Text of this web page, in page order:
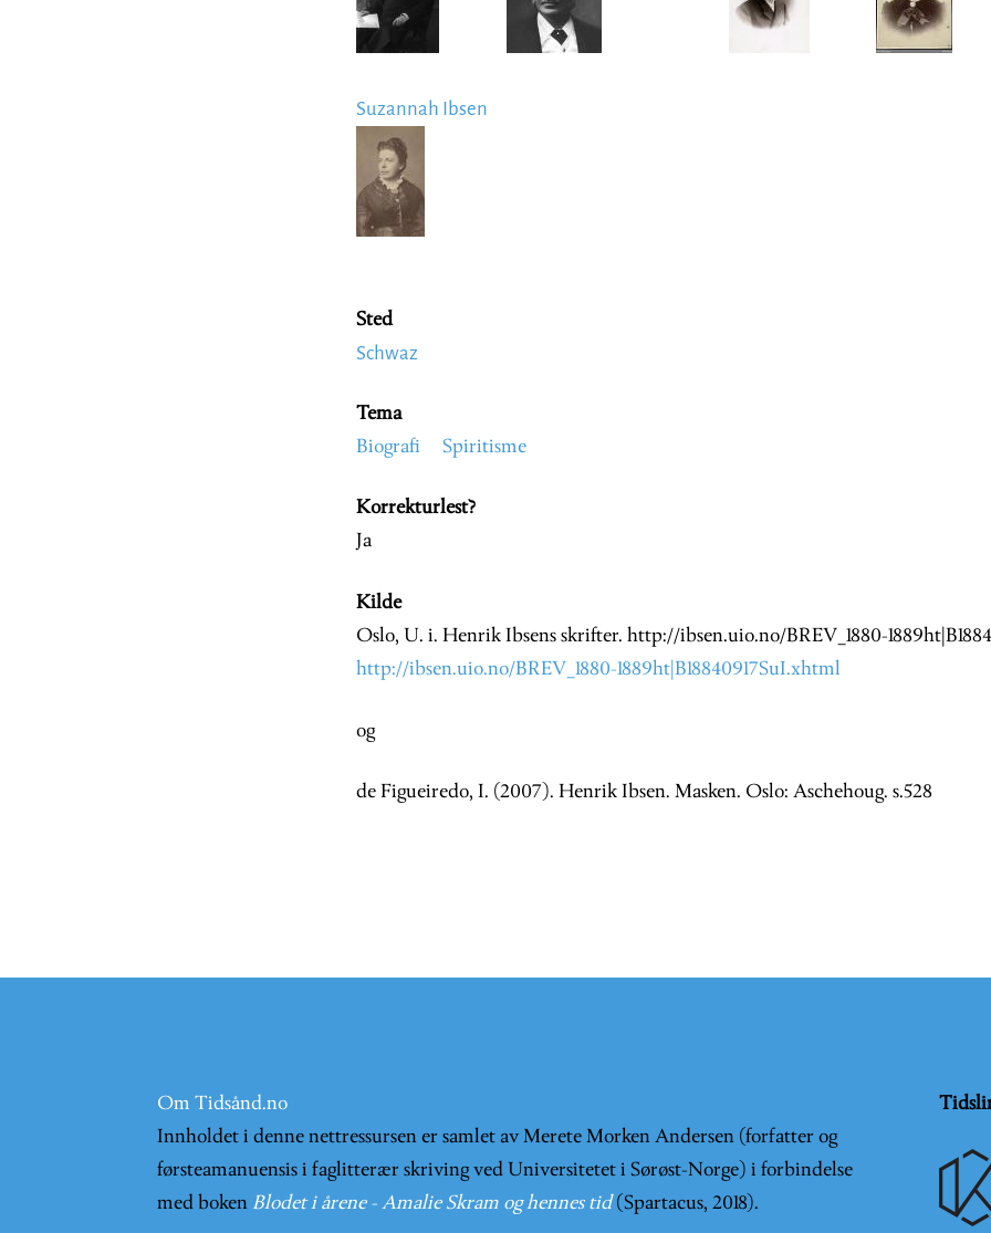
Suzannah Ibsen
Image
Sted
Schwaz
Tema
Biografi
Spiritisme
Korrekturlest?
Ja
Kilde
Oslo, U. i. Henrik Ibsens skrifter. http://ibsen.uio.no/BREV_1880-
http://ibsen.uio.no/BREV_1880-1889ht|B18840917SuI.xhtml
og
de Figueiredo, I. (2007). Henrik Ibsen. Masken. Oslo: Aschehoug. s.528
Om Tidsånd.no
Innholdet i denne nettressursen er samlet av Merete Morken Andersen (forfatter og
førsteamanuensis i faglitterær skriving ved Universitetet i Sørøst-Norge) i forbindelse
med boken Blodet i årene - Amalie Skram og hennes tid (Spartacus, 2018).